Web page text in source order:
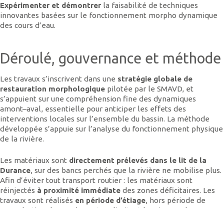
Expérimenter et démontrer la faisabilité de techniques
innovantes basées sur le fonctionnement morpho dynamique
des cours d’eau.
Déroulé, gouvernance et méthode
Les travaux s’inscrivent dans une stratégie globale de
restauration morphologique pilotée par le SMAVD, et
s’appuient sur une compréhension fine des dynamiques
amont–aval, essentielle pour anticiper les effets des
interventions locales sur l’ensemble du bassin. La méthode
développée s’appuie sur l’analyse du fonctionnement physique
de la rivière.
Les matériaux sont directement prélevés dans le lit de la
Durance, sur des bancs perchés que la rivière ne mobilise plus.
Afin d’éviter tout transport routier : les matériaux sont
réinjectés à proximité immédiate des zones déficitaires. Les
travaux sont réalisés en période d’étiage, hors période de